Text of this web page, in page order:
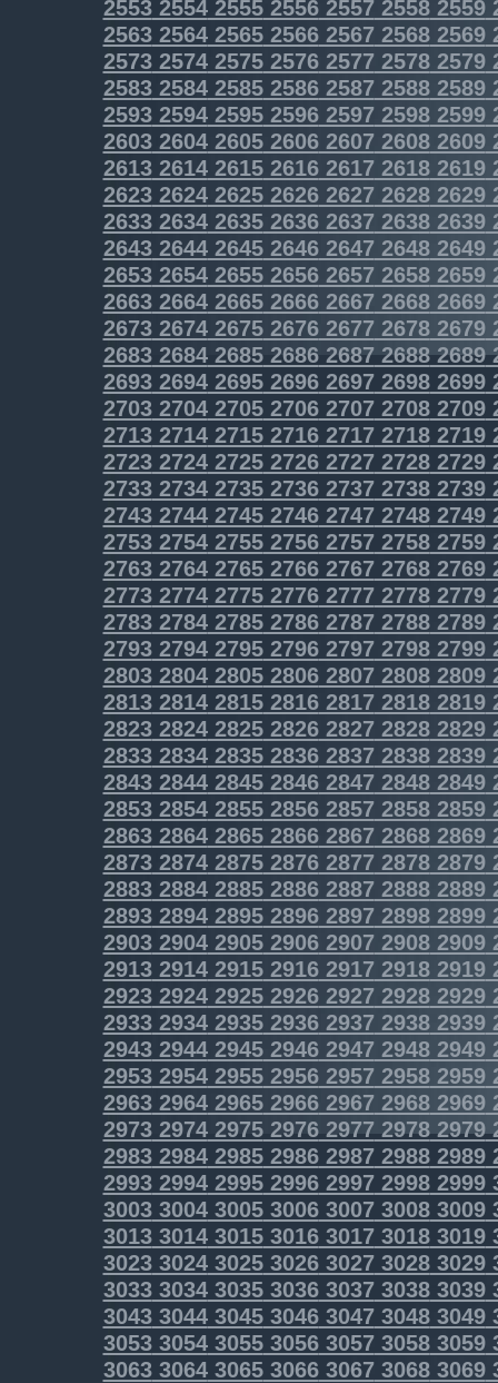
2553255425552556255725582559
25632564256525662567 25682569
25732574257525762577 25782579
25832584258525862587 25882589
2593259425952596259725982599
2603260426052606260726082609
26132614261526162617 26182619
26232624262526262627 26282629
26332634263526362637 26382639
26432644264526462647 26482649
26532654265526562657 26582659
26632664266526662667 26682669
26732674267526762677 26782679
2683268426852686268726882689
2693269426952696269726982699
2703270427052706270727082709
2713271427152716271727182719
2723272427252726272727282729
2733273427352736273727382739
2743274427452746274727482749
2753275427552756275727582759
2763276427652766276727682769
2773277427752776277727782779
2783278427852786278727882789
2793279427952796279727982799
2803280428052806280728082809
2813281428152816281728182819
2823282428252826282728282829
2833283428352836283728382839
2843284428452846284728482849
28532854285528562857 28582859
28632864286528662867 28682869
28732874287528762877 28782879
2883288428852886288728882889
2893289428952896289728982899
2903290429052906290729082909
29132914291529162917 29182919
29232924292529262927 29282929
29332934293529362937 29382939
29432944294529462947 29482949
29532954295529562957 29582959
29632964296529662967 29682969
2973297429752976297729782979
2983298429852986298729882989
2993299429952996299729982999
3003300430053006300730083009
3013301430153016301730183019
3023302430253026302730283029
3033303430353036303730383039
3043304430453046304730483049
3053305430553056305730583059
3063306430653066306730683069